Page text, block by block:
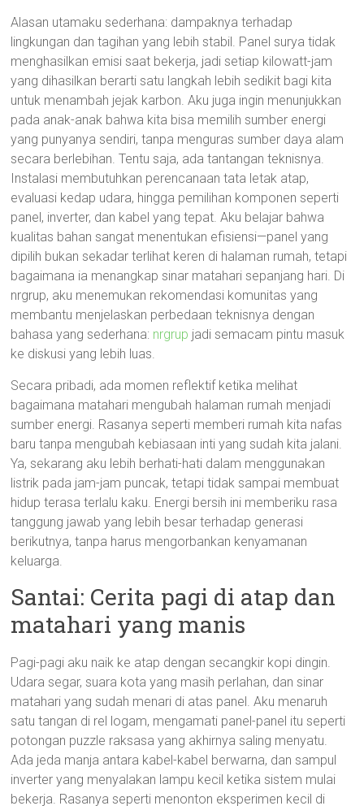
Alasan utamaku sederhana: dampaknya terhadap
lingkungan dan tagihan yang lebih stabil. Panel surya tidak
menghasilkan emisi saat bekerja, jadi setiap kilowatt-jam
yang dihasilkan berarti satu langkah lebih sedikit bagi kita
untuk menambah jejak karbon. Aku juga ingin menunjukkan
pada anak-anak bahwa kita bisa memilih sumber energi
yang punyanya sendiri, tanpa menguras sumber daya alam
secara berlebihan. Tentu saja, ada tantangan teknisnya.
Instalasi membutuhkan perencanaan tata letak atap,
evaluasi kedap udara, hingga pemilihan komponen seperti
panel, inverter, dan kabel yang tepat. Aku belajar bahwa
kualitas bahan sangat menentukan efisiensi—panel yang
dipilih bukan sekadar terlihat keren di halaman rumah, tetapi
bagaimana ia menangkap sinar matahari sepanjang hari. Di
nrgrup, aku menemukan rekomendasi komunitas yang
membantu menjelaskan perbedaan teknisnya dengan
bahasa yang sederhana: nrgrup jadi semacam pintu masuk
ke diskusi yang lebih luas.
Secara pribadi, ada momen reflektif ketika melihat
bagaimana matahari mengubah halaman rumah menjadi
sumber energi. Rasanya seperti memberi rumah kita nafas
baru tanpa mengubah kebiasaan inti yang sudah kita jalani.
Ya, sekarang aku lebih berhati-hati dalam menggunakan
listrik pada jam-jam puncak, tetapi tidak sampai membuat
hidup terasa terlalu kaku. Energi bersih ini memberiku rasa
tanggung jawab yang lebih besar terhadap generasi
berikutnya, tanpa harus mengorbankan kenyamanan
keluarga.
Santai: Cerita pagi di atap dan
matahari yang manis
Pagi-pagi aku naik ke atap dengan secangkir kopi dingin.
Udara segar, suara kota yang masih perlahan, dan sinar
matahari yang sudah menari di atas panel. Aku menaruh
satu tangan di rel logam, mengamati panel-panel itu seperti
potongan puzzle raksasa yang akhirnya saling menyatu.
Ada jeda manja antara kabel-kabel berwarna, dan sampul
inverter yang menyalakan lampu kecil ketika sistem mulai
bekerja. Rasanya seperti menonton eksperimen kecil di